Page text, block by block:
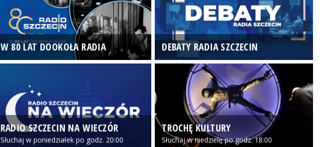
W 80 LAT DOOKOŁA RADIA DEBATY RADIA SZCZECIN
RADIO SZCZECIN NA WIECZÓR
Słuchaj w poniedziałek po godz. 20:00
TROCHĘ KULTURY
Słuchaj w niedzielę po godz. 18:00